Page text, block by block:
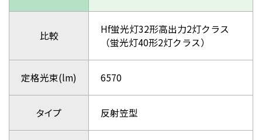
比較
Hf蛍光灯32形高出力2灯クラス
（蛍光灯40形2灯クラス）
定格光束(lm) 6570
タイプ 反射笠型